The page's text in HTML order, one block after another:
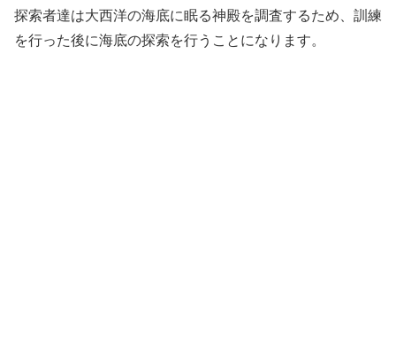
探索者達は大西洋の海底に眠る神殿を調査するため、訓練
を行った後に海底の探索を行うことになります。